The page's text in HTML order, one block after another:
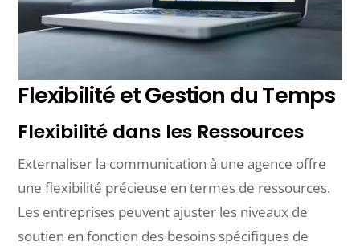
Flexibilité et Gestion du Temps
Flexibilité dans les Ressources
Externaliser la communication à une agence offre
une flexibilité précieuse en termes de ressources.
Les entreprises peuvent ajuster les niveaux de
soutien en fonction des besoins spécifiques de